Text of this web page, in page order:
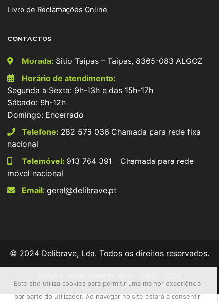
Livro de Reclamações Online
CONTACTOS
Morada: Sitio Taipas – Taipas, 8365-083 ALGOZ
Horário de atendimento:
Segunda a Sexta: 9h-13h e das 15h-17h
Sábado: 9h-12h
Domingo: Encerrado
Telefone: 282 576 036 Chamada para rede fixa
nacional
Telemóvel: 913 764 391 - Chamada para rede
móvel nacional
Email: geral@delibrave.pt
© 2024 Delibrave, Lda. Todos os direitos reservados.
Este site utiliza cookies para permitir uma melhor experiência
por parte do utilizador. Ao navegar no site estará a consentir